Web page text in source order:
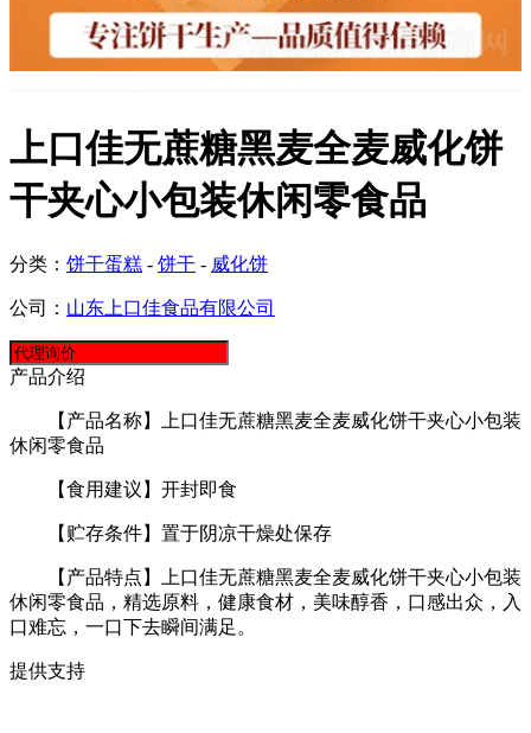
上口佳无蔗糖黑麦全麦威化饼
干夹心小包装休闲零食品
分类： 饼干蛋糕 - 饼干 - 威化饼
公司： 山东上口佳食品有限公司
产品介绍
【产品名称】上口佳无蔗糖黑麦全麦威化饼干夹心小包装
休闲零食品
【食用建议】开封即食
【贮存条件】置于阴凉干燥处保存
【产品特点】上口佳无蔗糖黑麦全麦威化饼干夹心小包装
休闲零食品，精选原料，健康食材，美味醇香，口感出众，入
口难忘，一口下去瞬间满足。
提供支持